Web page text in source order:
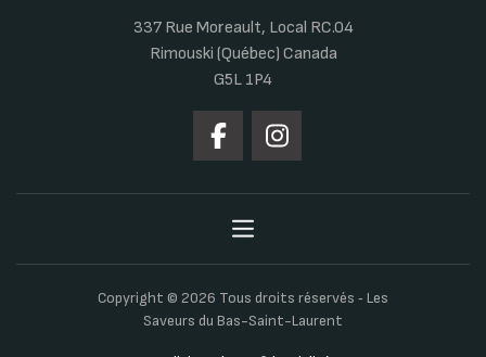
337 Rue Moreault, Local RC.04
Rimouski (Québec) Canada
G5L 1P4
Copyright © 2026 Tous droits réservés ‐ Les
Saveurs du Bas-Saint-Laurent